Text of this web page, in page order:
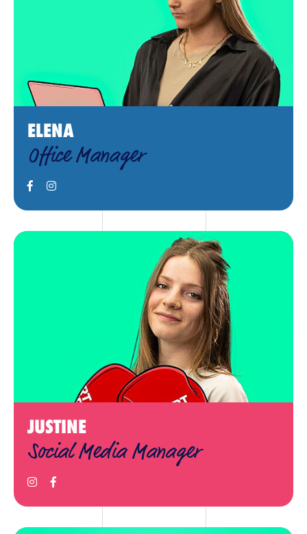
ELENA
Office Manager
JUSTINE
Social Media Manager